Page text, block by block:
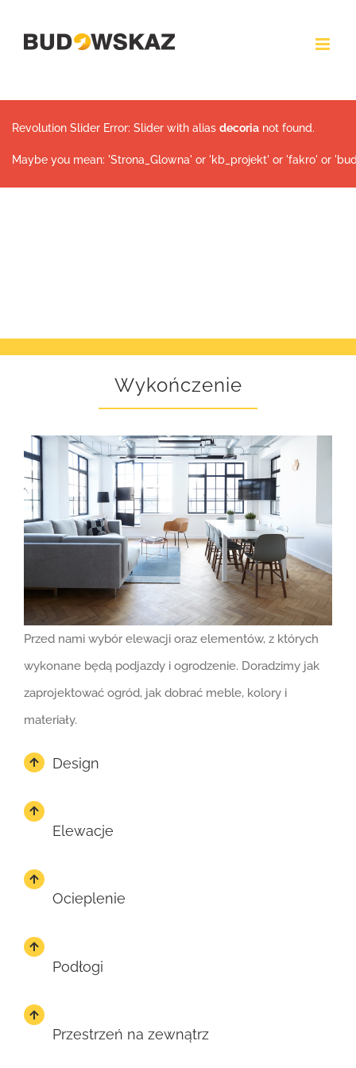
Revolution Slider Error: Slider with alias decoria not found.
Maybe you mean: 'Strona_Glowna' or 'kb_projekt' or 'fakro' or
Wykończenie
Przed nami wybór elewacji oraz elementów, z których
wykonane będą podjazdy i ogrodzenie. Doradzimy jak
zaprojektować ogród, jak dobrać meble, kolory i
materiały.
Design
Elewacje
Ocieplenie
Podłogi
Przestrzeń na zewnątrz